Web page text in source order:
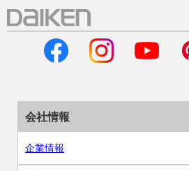
会社情報
企業情報